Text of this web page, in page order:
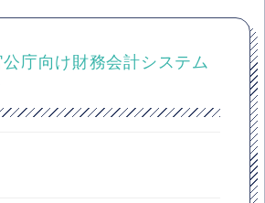
公庁向け財務会計システム